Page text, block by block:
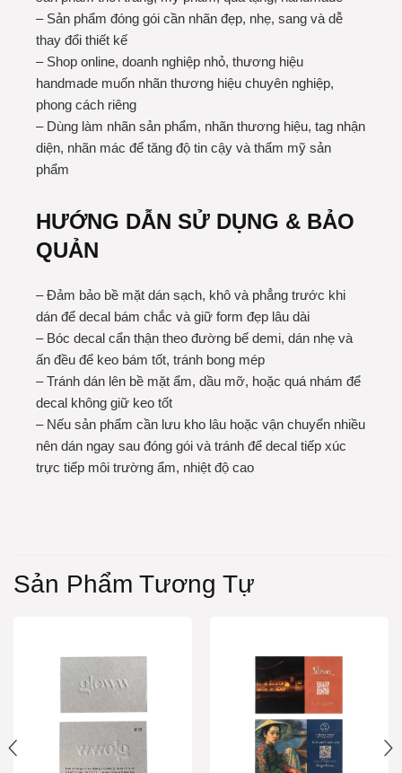
– Sản phẩm đóng gói cần nhãn đẹp, nhẹ, sang và dễ
thay đổi thiết kế
– Shop online, doanh nghiệp nhỏ, thương hiệu
handmade muốn nhãn thương hiệu chuyên nghiệp,
phong cách riêng
– Dùng làm nhãn sản phẩm, nhãn thương hiệu, tag nhận
diện, nhãn mác để tăng độ tin cậy và thẩm mỹ sản
phẩm
HƯỚNG DẪN SỬ DỤNG & BẢO
QUẢN
– Đảm bảo bề mặt dán sạch, khô và phẳng trước khi
dán để decal bám chắc và giữ form đẹp lâu dài
– Bóc decal cẩn thận theo đường bế demi, dán nhẹ và
ấn đều để keo bám tốt, tránh bong mép
– Tránh dán lên bề mặt ẩm, dầu mỡ, hoặc quá nhám để
decal không giữ keo tốt
– Nếu sản phẩm cần lưu kho lâu hoặc vận chuyển nhiều
nên dán ngay sau đóng gói và tránh để decal tiếp xúc
trực tiếp môi trường ẩm, nhiệt độ cao
Sản Phẩm Tương Tự